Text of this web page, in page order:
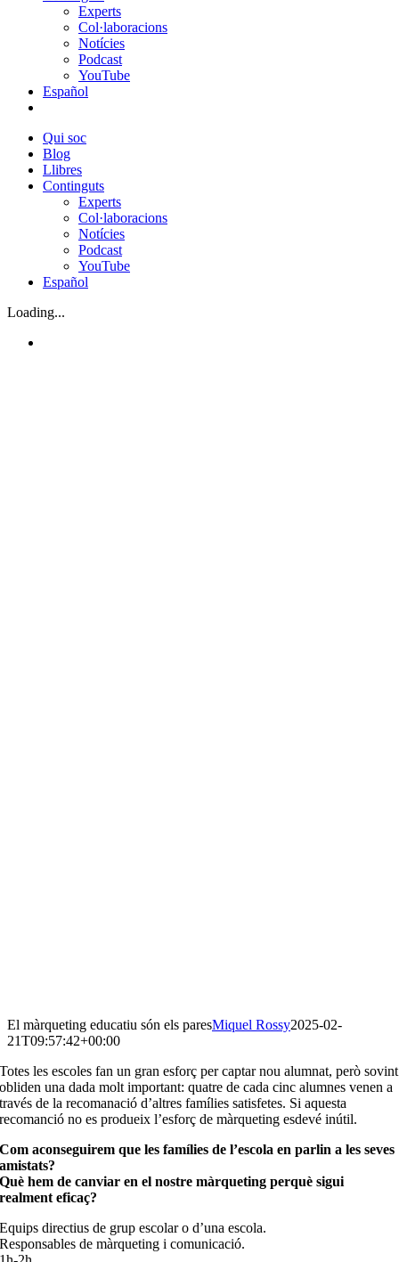
Experts
Col·laboracions
Notícies
Podcast
YouTube
Español
Qui soc
Blog
Llibres
Continguts
Experts
Col·laboracions
Notícies
Podcast
YouTube
Español
Loading...
El màrqueting educatiu són els paresMiquel Rossy2025-02-
21T09:57:42+00:00
Totes les escoles fan un gran esforç per captar nou alumnat, però sovint
obliden una dada molt important: quatre de cada cinc alumnes venen a
través de la recomanació d’altres famílies satisfetes. Si aquesta
recomanció no es produeix l’esforç de màrqueting esdevé inútil.
Com aconseguirem que les famílies de l’escola en parlin a les seves
amistats?
Què hem de canviar en el nostre màrqueting perquè sigui
realment eficaç?
Equips directius de grup escolar o d’una escola.
Responsables de màrqueting i comunicació.